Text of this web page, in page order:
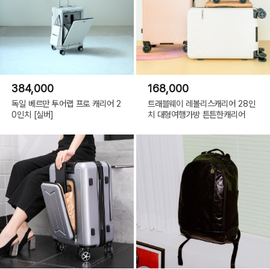
384,000
독일 베르만 투어랩 프로 캐리어 2
0인치 [실버]
168,000
트래블웨이 레볼리스캐리어 28인
치 대형여행가방 튼튼한캐리어